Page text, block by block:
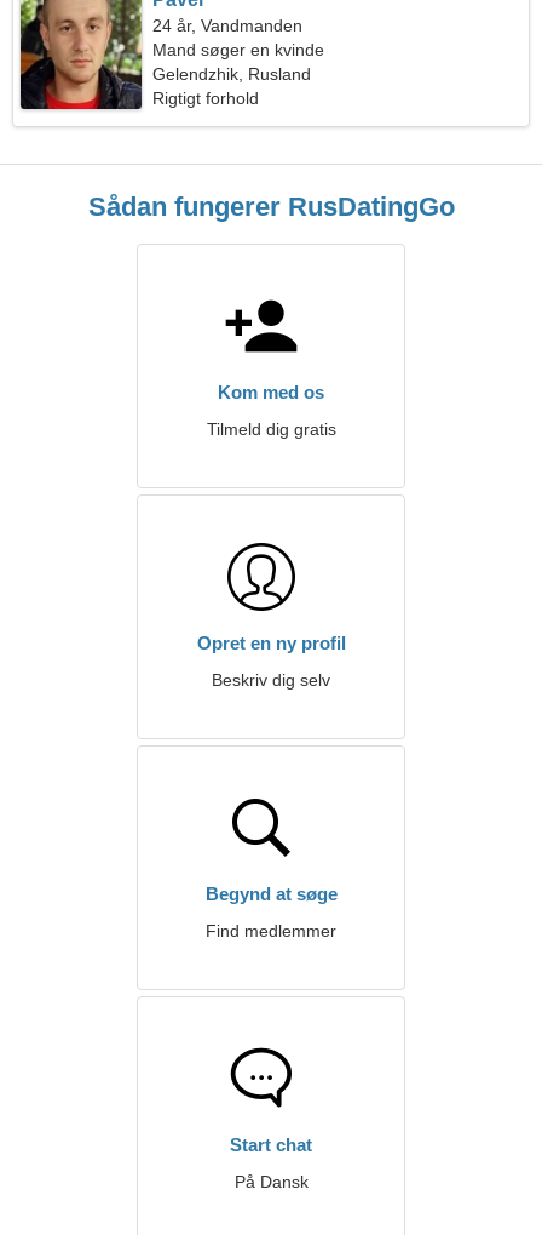
24 år, Vandmanden
Mand søger en kvinde
Gelendzhik, Rusland
Rigtigt forhold
Sådan fungerer RusDatingGo
Kom med os
Tilmeld dig gratis
Opret en ny profil
Beskriv dig selv
Begynd at søge
Find medlemmer
Start chat
På Dansk